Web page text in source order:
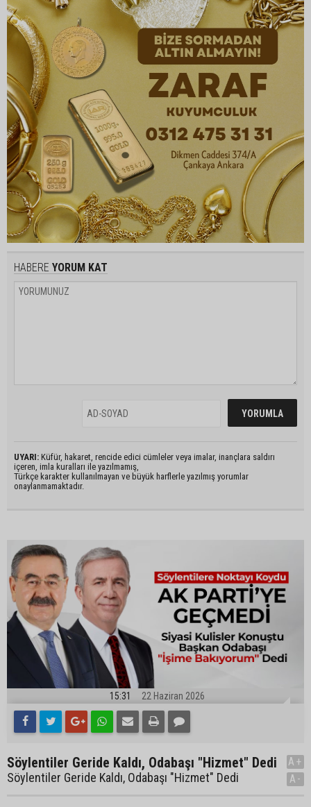
HABERE YORUM KAT
UYARI: Küfür, hakaret, rencide edici cümleler veya imalar, inançlara saldırı
içeren, imla kuralları ile yazılmamış,
Türkçe karakter kullanılmayan ve büyük harflerle yazılmış yorumlar
onaylanmamaktadır.
15:31 22 Haziran 2026
Söylentiler Geride Kaldı, Odabaşı "Hizmet" Dedi
Söylentiler Geride Kaldı, Odabaşı "Hizmet" Dedi
A+
A-